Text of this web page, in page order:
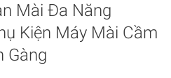
Mài Đa Năng
Kiện Máy Mài Cầm
Gàng